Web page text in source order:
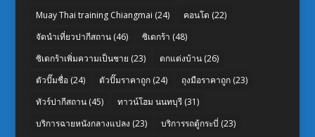
Muay Thai training Chiangmai (24) คอนโด (22)
จัดนำเที่ยวปากีสถาน(46) ซิเดกร้า (48)
ซิเดกร้าเพิ่มความเป็นชาย (23) ตกแต่งบ้าน(26)
ตัวปั๊มชื่อ(24) ตัวปั๊มราคาถูก(24) ถุงมือราคาถูก(23)
ทัวร์ปากีสถาน(45) ทาวน์โฮม นนทบุรี(31)
บริการฉายหนังกลางแปลง (23) บริการรถตู้กระบี่ (23)